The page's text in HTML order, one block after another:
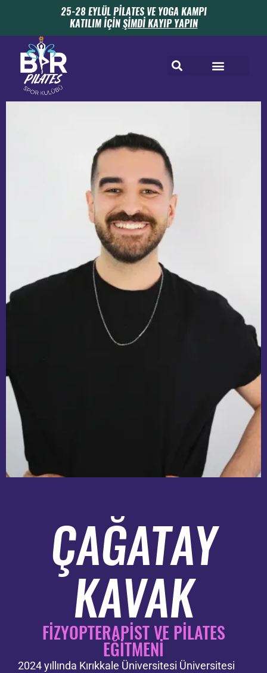
25-28 EYLÜL PİLATES VE YOGA KAMPI
KATILIM İÇİNŞİMDİ KAYIP YAPIN
ÇAĞATAY
KAVAK
FİZYOPTERAPİST VE PİLATES
EĞİTMENİ
2024 yıllında Kırıkkale Üniversitesi Üniversitesi